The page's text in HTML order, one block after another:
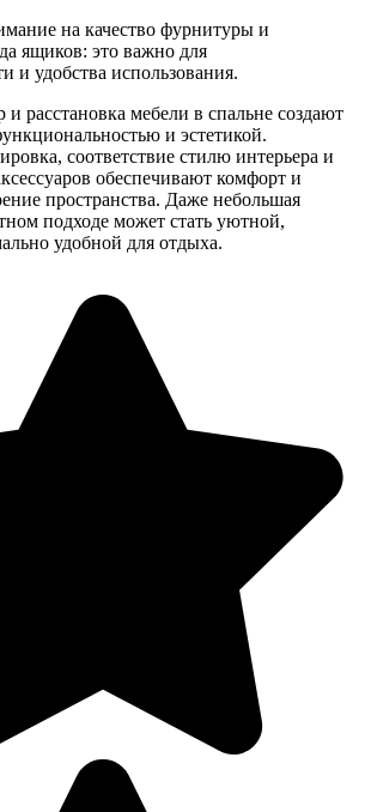
на качество фурнитуры и
ящиков: это важно для
и удобства использования.
расстановка мебели в спальне создают
и эстетикой.
соответствие стилю интерьера и
обеспечивают комфорт и
пространства. Даже небольшая
подходе может стать уютной,
удобной для отдыха.